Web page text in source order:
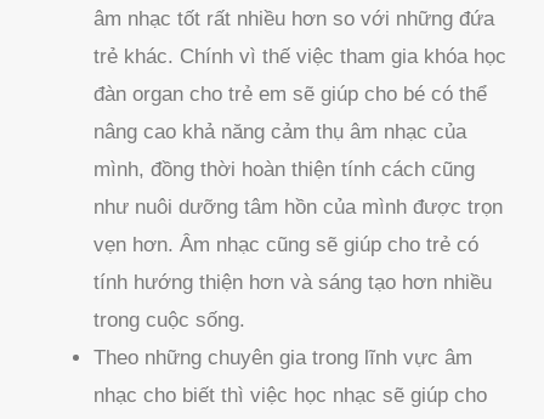
âm nhạc tốt rất nhiều hơn so với những đứa
trẻ khác. Chính vì thế việc tham gia khóa học
đàn organ cho trẻ em sẽ giúp cho bé có thể
nâng cao khả năng cảm thụ âm nhạc của
mình, đồng thời hoàn thiện tính cách cũng
như nuôi dưỡng tâm hồn của mình được trọn
vẹn hơn. Âm nhạc cũng sẽ giúp cho trẻ có
tính hướng thiện hơn và sáng tạo hơn nhiều
trong cuộc sống.
Theo những chuyên gia trong lĩnh vực âm
nhạc cho biết thì việc học nhạc sẽ giúp cho